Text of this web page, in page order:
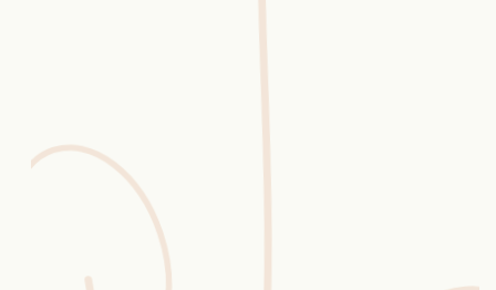
Sammelkalender
Blüten-Finder
Phänologie-Radar